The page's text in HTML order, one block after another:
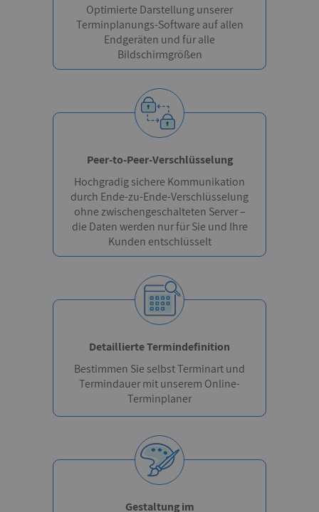
Optimierte Darstellung unserer
Terminplanungs-Software auf allen
Endgeräten und für alle
Bildschirmgrößen
Peer-to-Peer-Verschlüsselung
Hochgradig sichere Kommunikation
durch Ende-zu-Ende-Verschlüsselung
ohne zwischengeschalteten Server –
die Daten werden nur für Sie und Ihre
Kunden entschlüsselt
Detaillierte Termindefinition
Bestimmen Sie selbst Terminart und
Termindauer mit unserem Online-
Terminplaner
Gestaltung im